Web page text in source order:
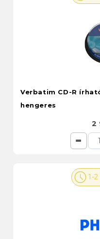
Verbatim CD-R
hengeres
2
1-2